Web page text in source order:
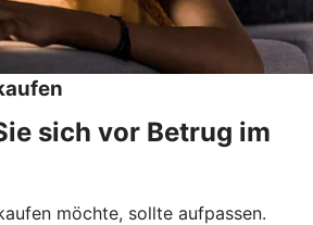
sich vor Betrug im
möchte, sollte aufpassen.